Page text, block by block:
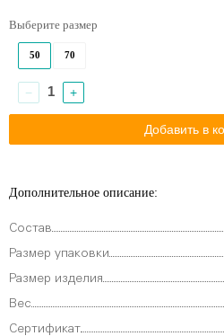
Выберите размер
50 70
− +
Дополнительное описание:
Состав
Размер упаковки
Размер изделия
Вес
Сертификат